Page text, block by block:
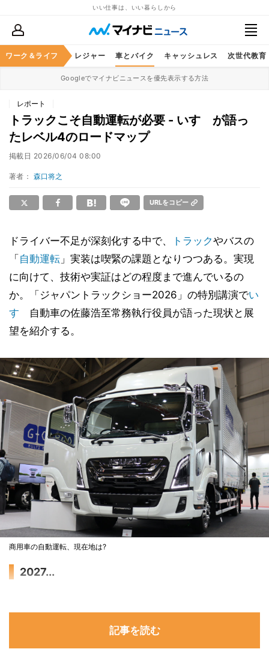
いい仕事は、いい暮らしから
ワーク＆ライフ
スケア グルメ レジャー 車とバイク キャッシュレス 次世代教育
Googleでマイナビニュースを優先表示する方法
レポート
トラックこそ自動運転が必要 - いすゞが語っ
たレベル4のロードマップ
掲載日 2026/06/04 08:00
著者： 森口将之
URLをコピー
ドライバー不足が深刻化する中で、 トラックやバスの
「 自動運転 」実装は喫緊の課題となりつつある。実現
に向けて、技術や実証はどの程度まで進んでいるの
か。「ジャパントラックショー2026」の特別講演でい
すゞ 自動車の佐藤浩至常務執行役員が語った現状と展
望を紹介する。
商用車の自動運転、現在地は?
2027...
記事を読む